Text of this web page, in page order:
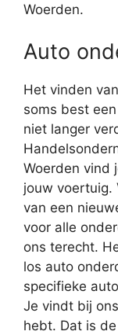
Woerden.
Auto
Het vinden
soms best
niet langer
Woerden vind
jouw voertuig.
van een
voor alle
ons terecht.
los auto
specifieke
Je vindt bij
hebt. Dat is